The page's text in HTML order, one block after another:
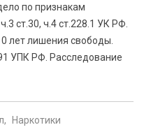
по признакам
ст.30, ч.4 ст.228.1 УК РФ.
лет лишения свободы.
УПК РФ. Расследование
Наркотики